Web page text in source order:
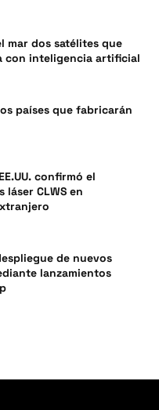
mar dos satélites que
con inteligencia artificial
países que fabricarán
confirmó el
láser CLWS en
de nuevos
lanzamientos